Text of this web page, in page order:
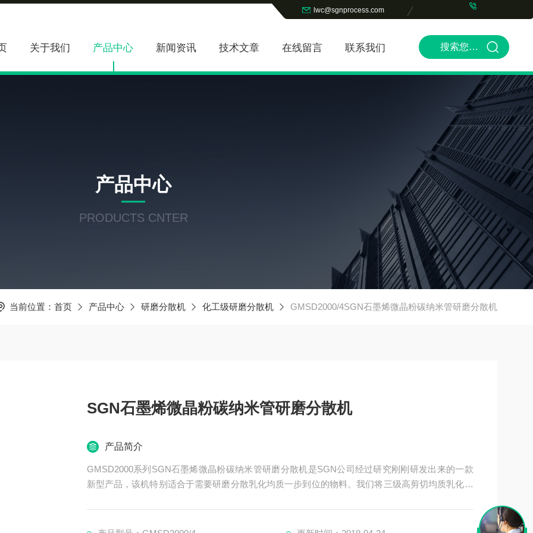
lwc@sgnprocess.com
关于我们 产品中心 新闻资讯 技术文章 在线留言 联系我们
产品中心
PRODUCTS CNTER
当前位置： 首页 产品中心 研磨分散机 化工级研磨分散机 GMSD2000/4SGN石墨烯微晶粉碳纳米管研磨分散机
SGN石墨烯微晶粉碳纳米管研磨分散机
产品简介
GMSD2000系列SGN石墨烯微晶粉碳纳米管研磨分散机是SGN公司经过研究刚刚研发出来的一款
新型产品，该机特别适合于需要研磨分散乳化均质一步到位的物料。我们将三级高剪切均质乳化机